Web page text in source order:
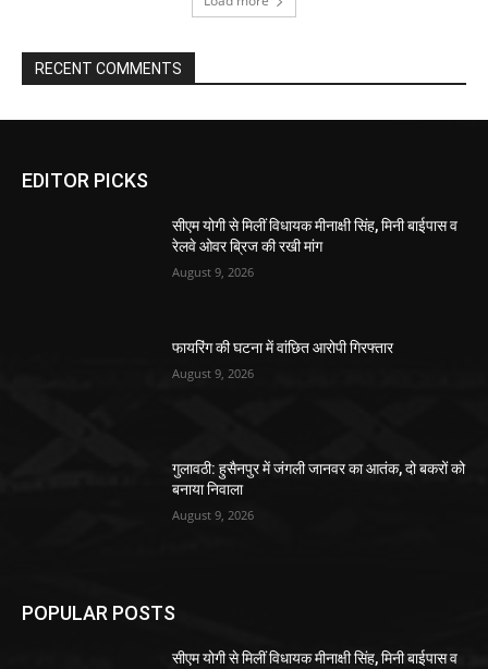
RECENT COMMENTS
EDITOR PICKS
सीएम योगी से मिलीं विधायक मीनाक्षी सिंह, मिनी बाईपास व
रेलवे ओवर ब्रिज की रखी मांग
August 9, 2026
फायरिंग की घटना में वांछित आरोपी गिरफ्तार
August 9, 2026
गुलावठी: हुसैनपुर में जंगली जानवर का आतंक, दो बकरों को
बनाया निवाला
August 9, 2026
POPULAR POSTS
सीएम योगी से मिलीं विधायक मीनाक्षी सिंह, मिनी बाईपास व